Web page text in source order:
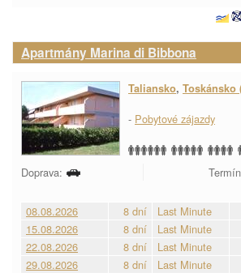
Apartmány Marina di Bibbona
Taliansko, Toskánsko
- Pobytové zájazdy
Doprava:
08.08.2026 8 dní Last Minute
15.08.2026
8 dní Last Minute
22.08.2026
8 dní Last Minute
29.08.2026
8 dní Last Minute